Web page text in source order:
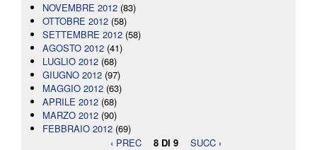
NOVEMBRE 2012 (83)
OTTOBRE 2012 (58)
SETTEMBRE 2012 (58)
AGOSTO 2012 (41)
LUGLIO 2012 (68)
GIUGNO 2012 (97)
MAGGIO 2012 (63)
APRILE 2012 (68)
MARZO 2012 (90)
FEBBRAIO 2012 (69)
‹ PREC
8 DI 9 SUCC ›